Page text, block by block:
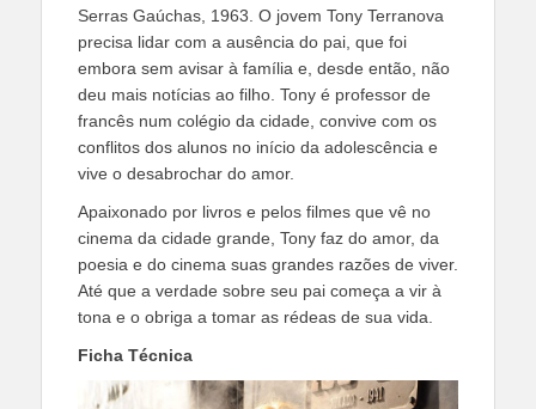
Serras Gaúchas, 1963. O jovem Tony Terranova
precisa lidar com a ausência do pai, que foi
embora sem avisar à família e, desde então, não
deu mais notícias ao filho. Tony é professor de
francês num colégio da cidade, convive com os
conflitos dos alunos no início da adolescência e
vive o desabrochar do amor.
Apaixonado por livros e pelos filmes que vê no
cinema da cidade grande, Tony faz do amor, da
poesia e do cinema suas grandes razões de viver.
Até que a verdade sobre seu pai começa a vir à
tona e o obriga a tomar as rédeas de sua vida.
Ficha Técnica